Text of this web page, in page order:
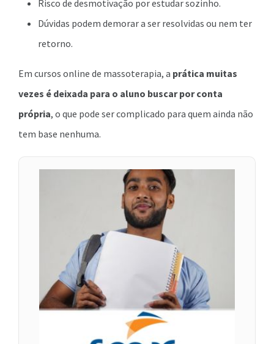
Risco de desmotivação por estudar sozinho.
Dúvidas podem demorar a ser resolvidas ou nem ter
retorno.
Em cursos online de massoterapia, a prática muitas
vezes é deixada para o aluno buscar por conta
própria, o que pode ser complicado para quem ainda não
tem base nenhuma.